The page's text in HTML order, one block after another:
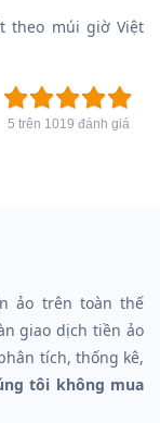
theo múi giờ Việt
5 trên 1019 đánh giá
ảo trên toàn thế
giao dịch tiền ảo
tích, thống kê,
tôi không mua